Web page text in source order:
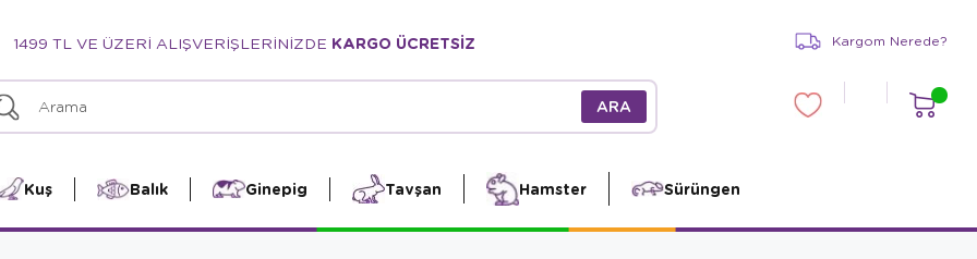
1499 TL VE ÜZERİ ALIŞVERİŞLERİNİZDE KARGO ÜCRETSİZ Kargom Nerede?
Kuş Balık Ginepig Tavşan Hamster Sürüngen